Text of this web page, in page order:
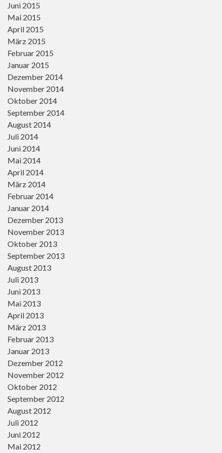
Juni 2015
Mai 2015
April 2015
März 2015
Februar 2015
Januar 2015
Dezember 2014
November 2014
Oktober 2014
September 2014
August 2014
Juli 2014
Juni 2014
Mai 2014
April 2014
März 2014
Februar 2014
Januar 2014
Dezember 2013
November 2013
Oktober 2013
September 2013
August 2013
Juli 2013
Juni 2013
Mai 2013
April 2013
März 2013
Februar 2013
Januar 2013
Dezember 2012
November 2012
Oktober 2012
September 2012
August 2012
Juli 2012
Juni 2012
Mai 2012